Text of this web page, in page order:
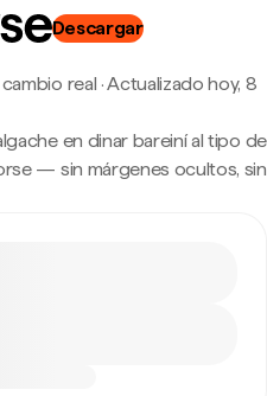
Descargar
cambio real ·Actualizado hoy, 8
en dinar bareiní al tipo de
— sin márgenes ocultos, sin